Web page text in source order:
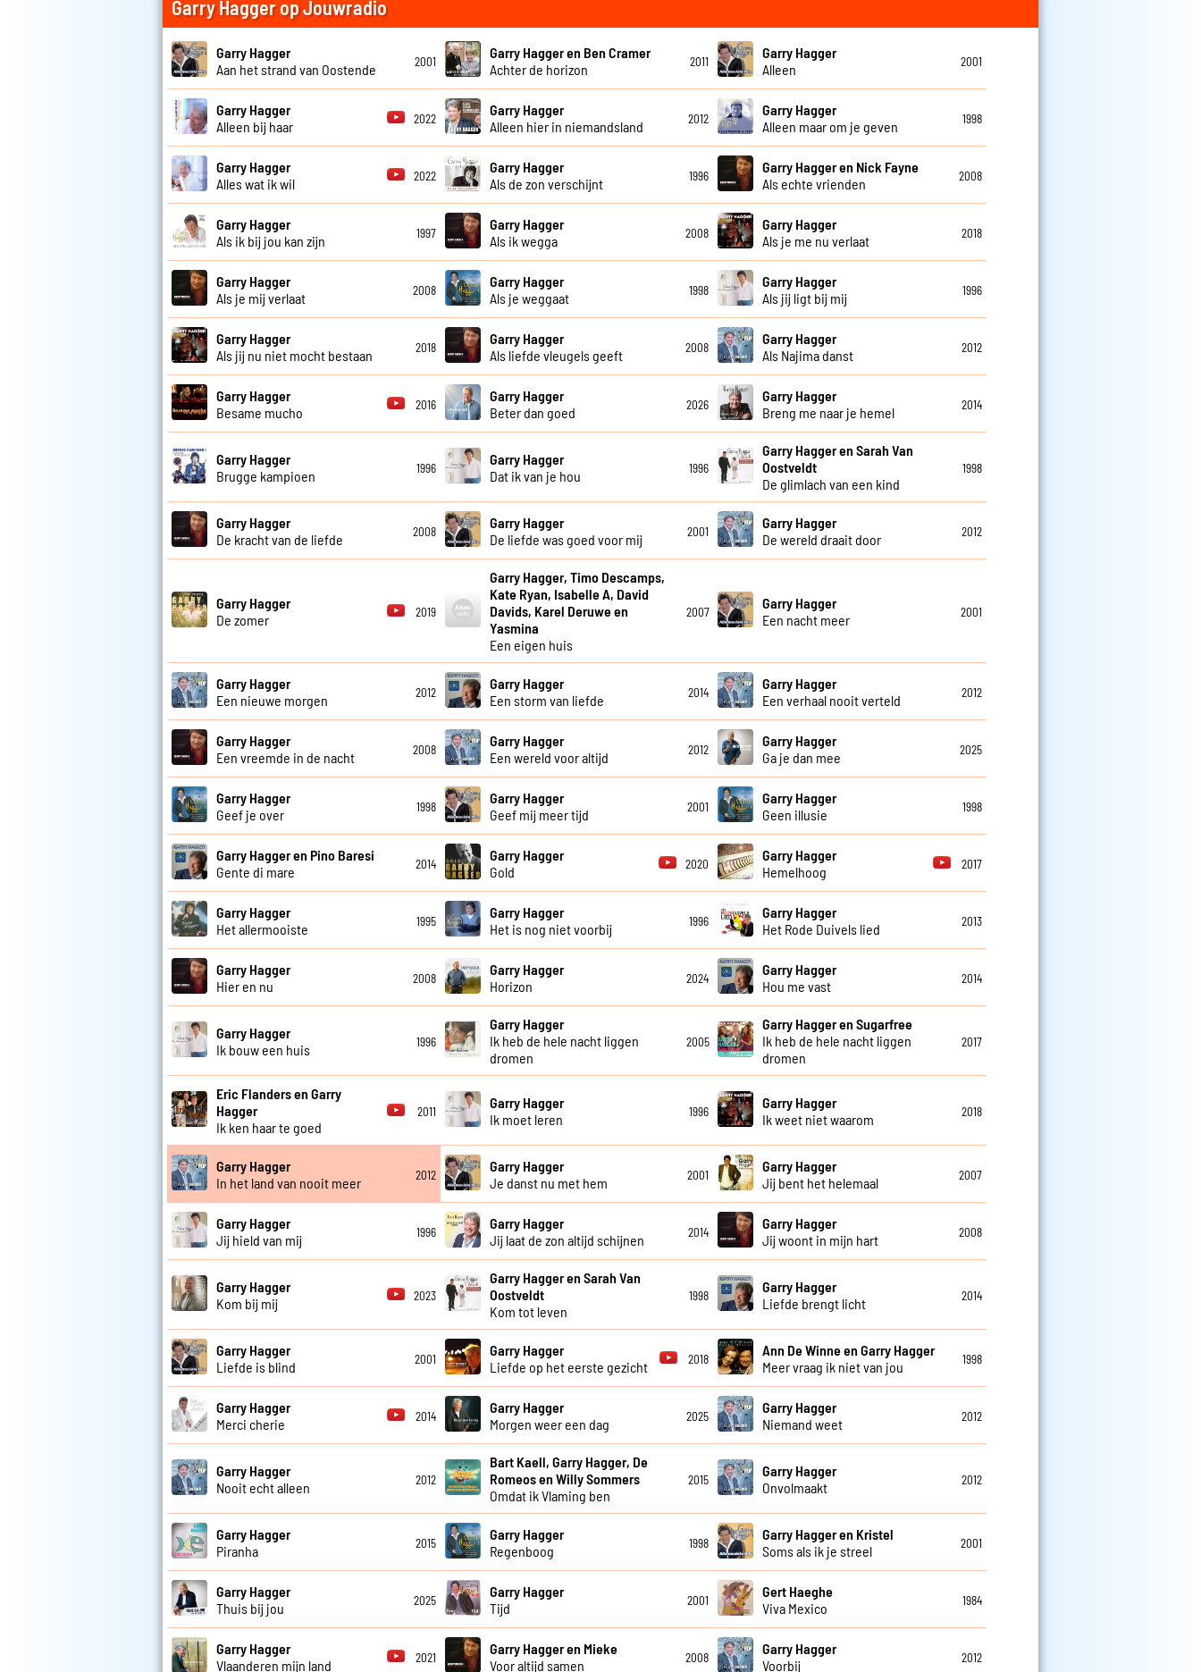
Garry Hagger op Jouwradio
Garry Hagger
Aan het strand van Oostende
2001
Garry Hagger en Ben Cramer
Achter de horizon
2011
Garry Hagger
Alleen
2001
Garry Hagger
Alleen bij haar
2022
Garry Hagger
Alleen hier in niemandsland
2012
Garry Hagger
Alleen maar om je geven
1998
Garry Hagger
Alles wat ik wil
2022
Garry Hagger
Als de zon verschijnt
1996
Garry Hagger en Nick Fayne
Als echte vrienden
2008
Garry Hagger
Als ik bij jou kan zijn
1997
Garry Hagger
Als ik wegga
2008
Garry Hagger
Als je me nu verlaat
2018
Garry Hagger
Als je mij verlaat
2008
Garry Hagger
Als je weggaat
1998
Garry Hagger
Als jij ligt bij mij
1996
Garry Hagger
Als jij nu niet mocht bestaan
2018
Garry Hagger
Als liefde vleugels geeft
2008
Garry Hagger
Als Najima danst
2012
Garry Hagger
Besame mucho
2016
Garry Hagger
Beter dan goed
2026
Garry Hagger
Breng me naar je hemel
2014
Garry Hagger
Brugge kampioen
1996
Garry Hagger
Dat ik van je hou
1996
Garry Hagger en Sarah Van
Oostveldt
De glimlach van een kind
1998
Garry Hagger
De kracht van de liefde
2008
Garry Hagger
De liefde was goed voor mij
2001
Garry Hagger
De wereld draait door
2012
Garry Hagger
De zomer
2019
Garry Hagger, Timo Descamps,
Kate Ryan, Isabelle A, David
Davids, Karel Deruwe en
Yasmina
Een eigen huis
2007
Garry Hagger
Een nacht meer
2001
Garry Hagger
Een nieuwe morgen
2012
Garry Hagger
Een storm van liefde
2014
Garry Hagger
Een verhaal nooit verteld
2012
Garry Hagger
Een vreemde in de nacht
2008
Garry Hagger
Een wereld voor altijd
2012
Garry Hagger
Ga je dan mee
2025
Garry Hagger
Geef je over
1998
Garry Hagger
Geef mij meer tijd
2001
Garry Hagger
Geen illusie
1998
Garry Hagger en Pino Baresi
Gente di mare
2014
Garry Hagger
Gold
2020
Garry Hagger
Hemelhoog
2017
Garry Hagger
Het allermooiste
1995
Garry Hagger
Het is nog niet voorbij
1996
Garry Hagger
Het Rode Duivels lied
2013
Garry Hagger
Hier en nu
2008
Garry Hagger
Horizon
2024
Garry Hagger
Hou me vast
2014
Garry Hagger
Ik bouw een huis
1996
Garry Hagger
Ik heb de hele nacht liggen
dromen
2005
Garry Hagger en Sugarfree
Ik heb de hele nacht liggen
dromen
2017
Eric Flanders en Garry
Hagger
Ik ken haar te goed
2011
Garry Hagger
Ik moet leren
1996
Garry Hagger
Ik weet niet waarom
2018
Garry Hagger
In het land van nooit meer
2012
Garry Hagger
Je danst nu met hem
2001
Garry Hagger
Jij bent het helemaal
2007
Garry Hagger
Jij hield van mij
1996
Garry Hagger
Jij laat de zon altijd schijnen
2014
Garry Hagger
Jij woont in mijn hart
2008
Garry Hagger
Kom bij mij
2023
Garry Hagger en Sarah Van
Oostveldt
Kom tot leven
1998
Garry Hagger
Liefde brengt licht
2014
Garry Hagger
Liefde is blind
2001
Garry Hagger
Liefde op het eerste gezicht
2018
Ann De Winne en Garry Hagger
Meer vraag ik niet van jou
1998
Garry Hagger
Merci cherie
2014
Garry Hagger
Morgen weer een dag
2025
Garry Hagger
Niemand weet
2012
Garry Hagger
Nooit echt alleen
2012
Bart Kaell, Garry Hagger, De
Romeos en Willy Sommers
Omdat ik Vlaming ben
2015
Garry Hagger
Onvolmaakt
2012
Garry Hagger
Piranha
2015
Garry Hagger
Regenboog
1998
Garry Hagger en Kristel
Soms als ik je streel
2001
Garry Hagger
Thuis bij jou
2025
Garry Hagger
Tijd
2001
Gert Haeghe
Viva Mexico
1984
Garry Hagger
Vlaanderen mijn land
2021
Garry Hagger en Mieke
Voor altijd samen
2008
Garry Hagger
Voorbij
2012